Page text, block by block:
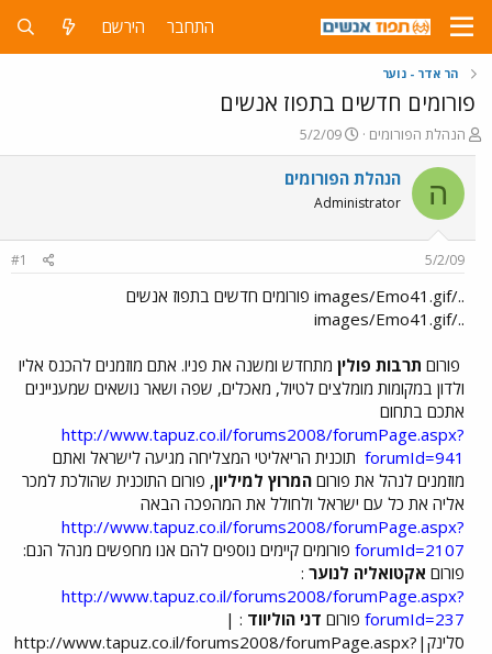
התחבר הירשם
הר אדר - נוער
פורומים חדשים בתפוז אנשים
פ
ו
ת
ח
ה
ו
ש
הנהלת הפורומים
פ
ו
ר
ם
ר
י
ך
5/2/09
ה הנהלת הפורומים
Administrator
5/2/09
#1
../images/Emo41.gif פורומים חדשים בתפוז אנשים
../images/Emo41.gif
פורום תרבות פולין מתחדש ומשנה את פניו. אתם מוזמנים להכנס אליו
ולדון במקומות מומלצים לטיול, מאכלים, שפה ושאר נושאים שמעניינים
אתכם בתחום
http://www.tapuz.co.il/forums2008/forumPage.aspx?
forumId=941 תוכנית הריאליטי המצליחה מגיעה לישראל ואתם
מוזמנים לנהל את פורום המרוץ למיליון, פורום התוכנית שהולכת למכר
אליה את כל עם ישראל ולחולל את המהפכה הבאה
http://www.tapuz.co.il/forums2008/forumPage.aspx?
forumId=2107 פורומים קיימים נוספים להם אנו מחפשים מנהל הנם:
פורום אקטואליה לנוער :
http://www.tapuz.co.il/forums2008/forumPage.aspx?
forumId=237 פורום דני הוליווד : |
סלינק|http://www.tapuz.co.il/forums2008/forumPage.aspx?